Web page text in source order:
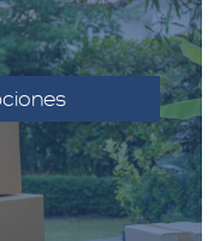
de diferentes